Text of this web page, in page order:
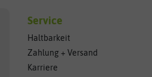
Service
Haltbarkeit
Zahlung + Versand
Karriere